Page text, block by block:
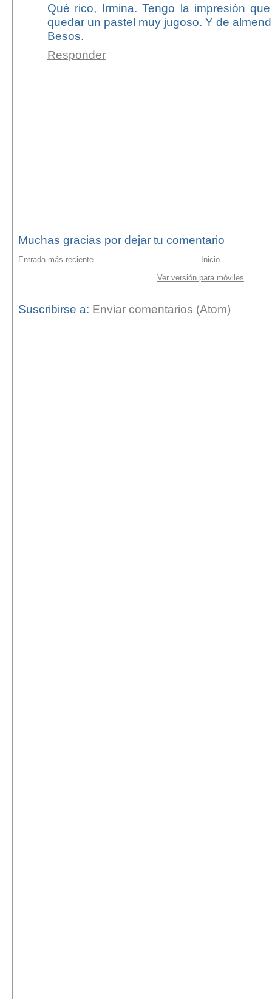
Qué rico, Irmina. Tengo la impresión
quedar un pastel muy jugoso. Y de
Besos.
Responder
Muchas gracias por dejar tu comentario
Entrada más reciente
Inicio
Ver versión para móviles
Suscribirse a: Enviar comentarios (Atom)